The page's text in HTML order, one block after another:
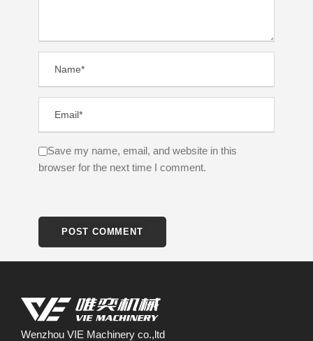
Save my name, email, and website in this
browser for the next time I comment.
Wenzhou VIE Machinery co.,ltd